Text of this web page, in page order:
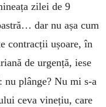
zilei de 9
dar nu așa cum
con­tracții ușoare, în
de urgență, iese
plânge? Nu mi s-a
ceva vinețiu, care